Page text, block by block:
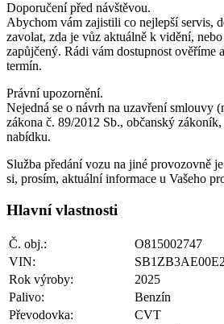
Doporučení před návštěvou.
Abychom vám zajistili co nejlepší servis,
zavolat, zda je vůz aktuálně k vidění,
zapůjčený. Rádi vám dostupnost ověříme
termín.
Právní upozornění.
Nejedná se o návrh na uzavření smlouvy
zákona č. 89/2012 Sb., občanský zákoník,
nabídku.
Služba předání vozu na jiné provozovně
si, prosím, aktuální informace u Vašeho
Hlavní vlastnosti
Č. obj.:
O815002747
VIN:
Rok výroby:
2025
Palivo:
Benzín
Převodovka:
CVT